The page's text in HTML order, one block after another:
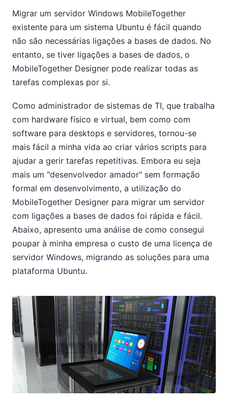
Migrar um servidor Windows MobileTogether
existente para um sistema Ubuntu é fácil quando
não são necessárias ligações a bases de dados. No
entanto, se tiver ligações a bases de dados, o
MobileTogether Designer pode realizar todas as
tarefas complexas por si.
Como administrador de sistemas de TI, que trabalha
com hardware físico e virtual, bem como com
software para desktops e servidores, tornou-se
mais fácil a minha vida ao criar vários scripts para
ajudar a gerir tarefas repetitivas. Embora eu seja
mais um "desenvolvedor amador" sem formação
formal em desenvolvimento, a utilização do
MobileTogether Designer para migrar um servidor
com ligações a bases de dados foi rápida e fácil.
Abaixo, apresento uma análise de como consegui
poupar à minha empresa o custo de uma licença de
servidor Windows, migrando as soluções para uma
plataforma Ubuntu.